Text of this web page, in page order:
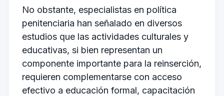
No obstante, especialistas en política
penitenciaria han señalado en diversos
estudios que las actividades culturales y
educativas, si bien representan un
componente importante para la reinserción,
requieren complementarse con acceso
efectivo a educación formal, capacitación